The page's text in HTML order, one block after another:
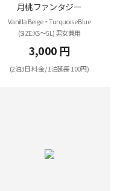
月桃ファンタジー
Vanilla Beige・Turquoise Blue
(SIZE:XS～5L) 男女兼用
3,000 円
(2泊3日 料金 / 1泊延長 100円)